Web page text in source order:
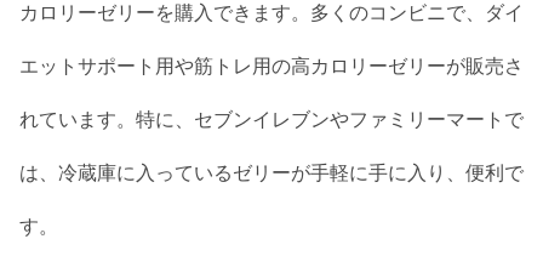
カロリーゼリーを購入できます。多くのコンビニで、ダイ
エットサポート用や筋トレ用の高カロリーゼリーが販売さ
れています。特に、セブンイレブンやファミリーマートで
は、冷蔵庫に入っているゼリーが手軽に手に入り、便利で
す。